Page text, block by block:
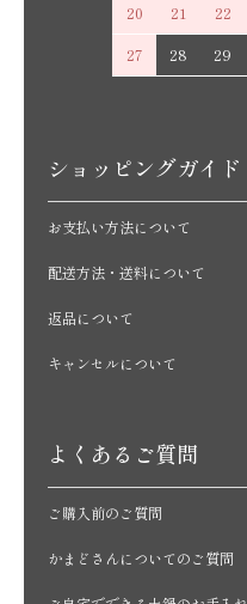
20
21 22
27
28 29
ショッピングガイド
お支払い方法について
配送方法・送料について
返品について
キャンセルについて
よくあるご質問
ご購入前のご質問
かまどさんについてのご質問